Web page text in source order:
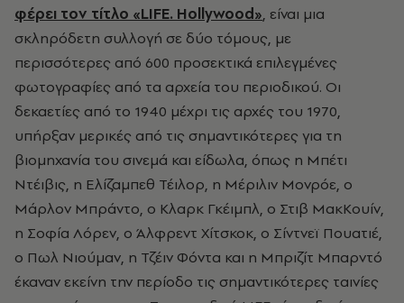
φέρει τον τίτλο «LIFE. Hollywood», είναι μια
σκληρόδετη συλλογή σε δύο τόμους, με
περισσότερες από 600 προσεκτικά επιλεγμένες
φωτογραφίες από τα αρχεία του περιοδικού. Οι
δεκαετίες από το 1940 μέχρι τις αρχές του 1970,
υπήρξαν μερικές από τις σημαντικότερες για τη
βιομηχανία του σινεμά και είδωλα, όπως η Μπέτι
Ντέιβις, η Ελίζαμπεθ Τέιλορ, η Μέριλιν Μονρόε, ο
Μάρλον Μπράντο, ο Κλαρκ Γκέιμπλ, ο Στιβ ΜακΚουίν,
η Σοφία Λόρεν, ο Άλφρεντ Χίτσκοκ, ο Σίντνεϊ Πουατιέ,
ο Πωλ Νιούμαν, η Τζέιν Φόντα και η Μπριζίτ Μπαρντό
έκαναν εκείνη την περίοδο τις σημαντικότερες ταινίες